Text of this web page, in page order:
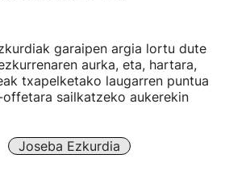
garaipen argia lortu dute
aurka, eta, hartara,
txapelketako laugarren puntua
sailkatzeko aukerekin
Joseba Ezkurdia